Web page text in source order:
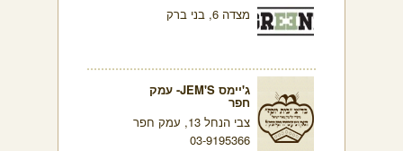
מצדה 6, בני ברק
ג'יימס JEM'S- עמק
חפר
צבי הנחל 13, עמק חפר
03-9195366